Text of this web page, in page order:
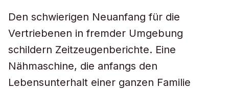
Den schwierigen Neuanfang für die
Vertriebenen in fremder Umgebung
schildern Zeitzeugenberichte. Eine
Nähmaschine, die anfangs den
Lebensunterhalt einer ganzen Familie